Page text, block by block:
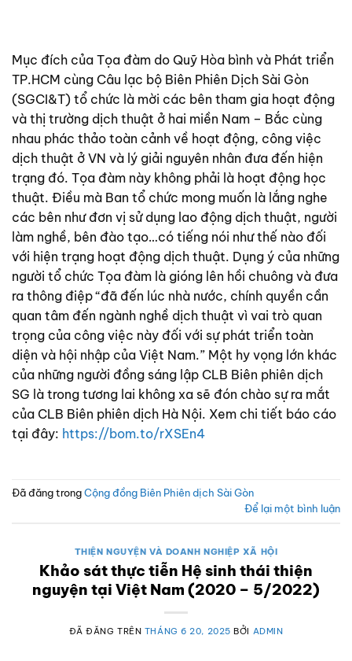
Mục đích của Tọa đàm do Quỹ Hòa bình và Phát triển
TP.HCM cùng Câu lạc bộ Biên Phiên Dịch Sài Gòn
(SGCI&T) tổ chức là mời các bên tham gia hoạt động
và thị trường dịch thuật ở hai miền Nam – Bắc cùng
nhau phác thảo toàn cảnh về hoạt động, công việc
dịch thuật ở VN và lý giải nguyên nhân đưa đến hiện
trạng đó. Tọa đàm này không phải là hoạt động học
thuật. Điều mà Ban tổ chức mong muốn là lắng nghe
các bên như đơn vị sử dụng lao động dịch thuật, người
làm nghề, bên đào tạo…có tiếng nói như thế nào đối
với hiện trạng hoạt động dịch thuật. Dụng ý của những
người tổ chức Tọa đàm là gióng lên hồi chuông và đưa
ra thông điệp “đã đến lúc nhà nước, chính quyền cần
quan tâm đến ngành nghề dịch thuật vì vai trò quan
trọng của công việc này đối với sự phát triển toàn
diện và hội nhập của Việt Nam.” Một hy vọng lớn khác
của những người đồng sáng lập CLB Biên phiên dịch
SG là trong tương lai không xa sẽ đón chào sự ra mắt
của CLB Biên phiên dịch Hà Nội. Xem chi tiết báo cáo
tại đây: https://bom.to/rXSEn4
Đã đăng trongCộng đồng Biên Phiên dịch Sài Gòn
Để lại một bình luận
THIỆN NGUYỆN VÀ DOANH NGHIỆP XÃ HỘI
Khảo sát thực tiễn Hệ sinh thái thiện
nguyện tại Việt Nam (2020 – 5/2022)
ĐÃ ĐĂNG TRÊN THÁNG 6 20, 2025 BỞI ADMIN